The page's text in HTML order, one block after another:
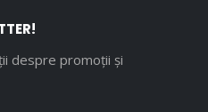
despre promoții și